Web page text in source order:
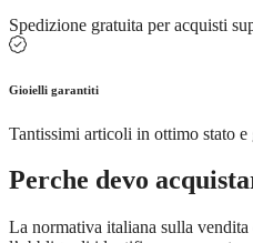
Spedizione gratuita per acquisti
Gioielli garantiti
Tantissimi articoli in ottimo stato
Perche devo
La normativa italiana sulla